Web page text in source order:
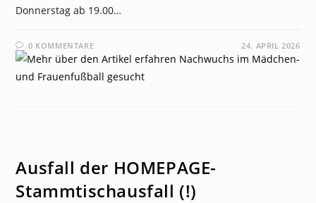
Donnerstag ab 19.00…
0 KOMMENTARE 24. APRIL 2026
Ausfall der HOMEPAGE-
Stammtischausfall (!)